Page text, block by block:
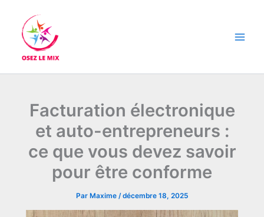
contenu
Facturation électronique
et auto-entrepreneurs :
ce que vous devez savoir
pour être conforme
Par Maxime /décembre 18, 2025